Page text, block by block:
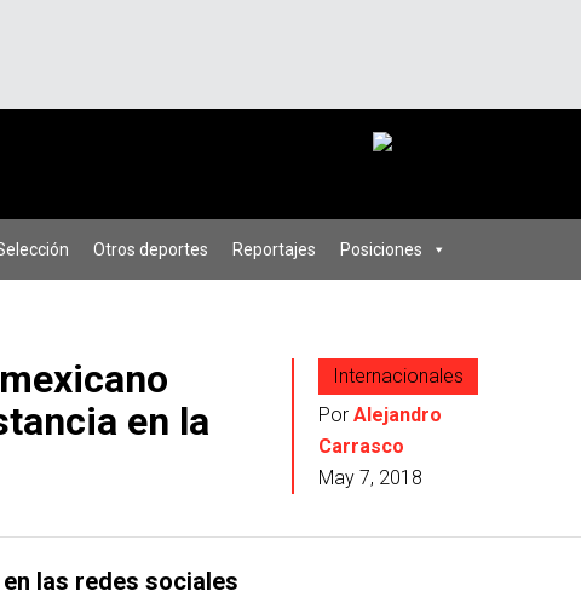
Otros deportes Reportajes Posiciones
en la
Internacionales
Por Alejandro
Carrasco
May 7, 2018
las redes sociales